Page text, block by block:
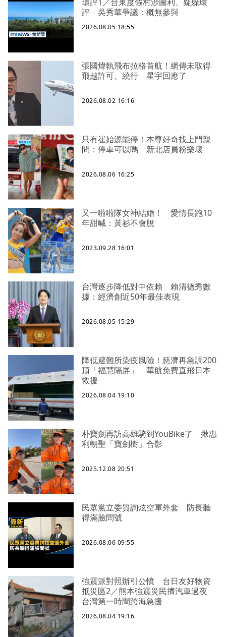
評 吳秀華爭議：概無參與
2026.08.05 18:55
張國煒執飛布拉格首航！網傳未取得
飛越許可、繞行 星宇回應了
2026.08.02 16:16
只有崔始源能停！本尊好奇找上門親
問：停車可以嗎 新北店員粉樂壞
2026.08.06 16:25
又一啦啦隊女神結婚！ 愛情長跑10
年甜喊：黃衫不會脫
2023.09.28 16:01
台灣逐步降低對中依賴 賴清德秀數
據：經濟創近50年最佳表現
2026.08.05 15:29
降低避難所染疫風險！慈濟再急調200
頂「福慧隔屏」 華航免費直飛日本
救援
2026.08.04 19:10
朴寶劍再訪高雄騎到YouBike了 揪惠
利朝聖「寶劍樹」合影
2025.12.08 20:51
民眾黨立委質詢炫空軍外套 防長聽
得滿臉問號
2026.08.06 09:55
強震派對照辦引公憤 台日友好物資
抵災區2／熊本強震災民擠汽車過夜
台灣第一時間跨海急援
2026.08.04 19:16